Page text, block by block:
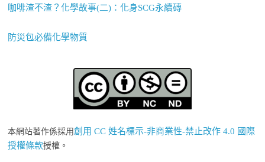
咖啡渣不渣？化學故事(二)：化身SCG永續磚
防災包必備化學物質
本網站著作係採用創用 CC 姓名標示-非商業性-禁止改作 4.0 國際
授權條款授權。